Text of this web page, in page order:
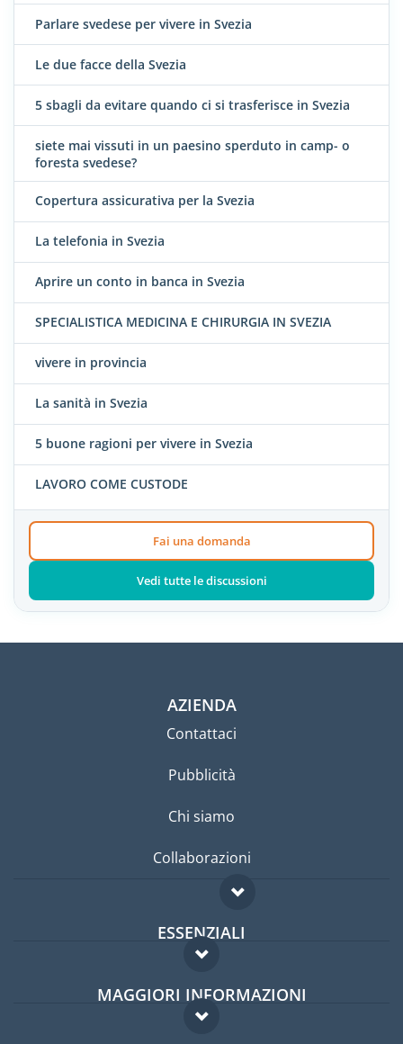
Parlare svedese per vivere in Svezia
Le due facce della Svezia
5 sbagli da evitare quando ci si trasferisce in Svezia
siete mai vissuti in un paesino sperduto in camp- o
foresta svedese?
Copertura assicurativa per la Svezia
La telefonia in Svezia
Aprire un conto in banca in Svezia
SPECIALISTICA MEDICINA E CHIRURGIA IN SVEZIA
vivere in provincia
La sanità in Svezia
5 buone ragioni per vivere in Svezia
LAVORO COME CUSTODE
Fai una domanda
Vedi tutte le discussioni
AZIENDA
Contattaci
Pubblicità
Chi siamo
Collaborazioni
ESSENZIALI
Forum per expat
Guida per expat
MAGGIORI INFORMAZIONI
Domande frequenti